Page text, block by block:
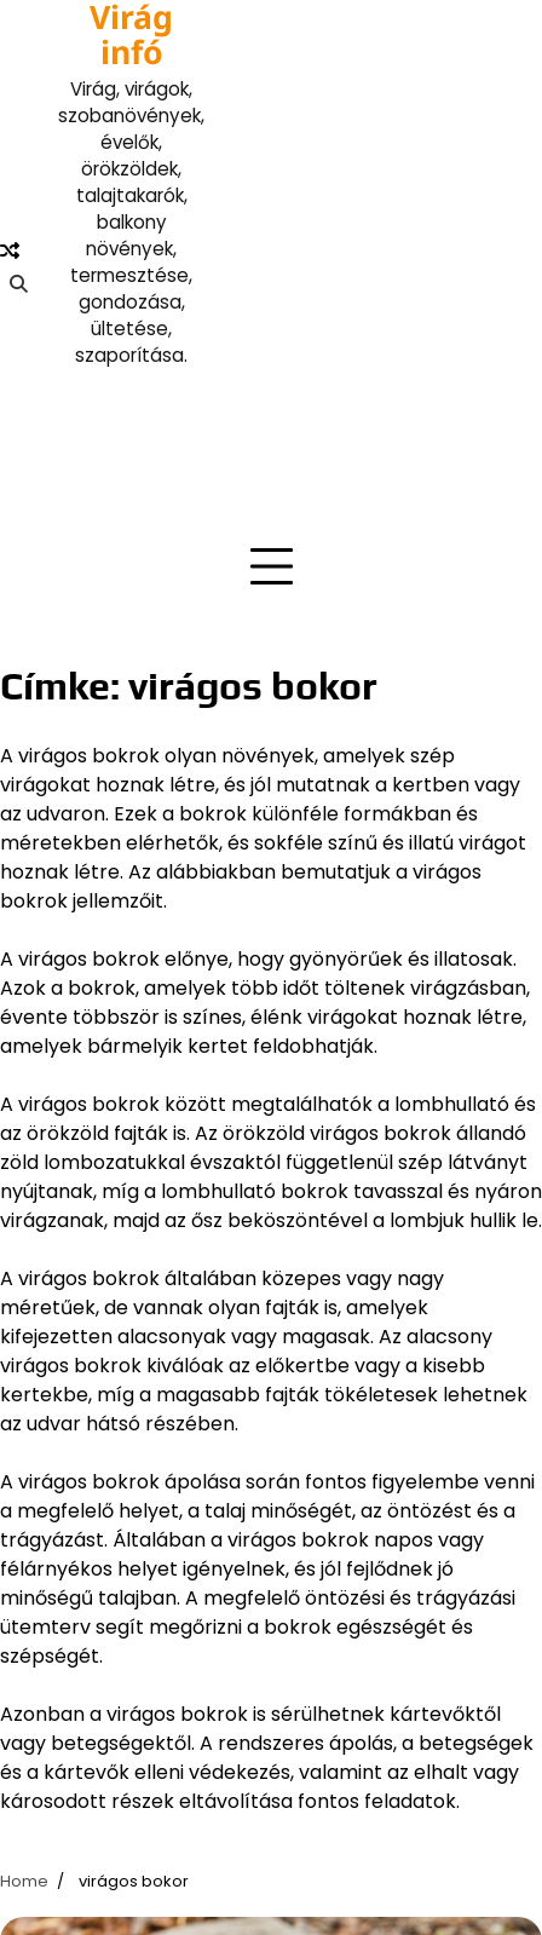
Virág
infó
Virág, virágok,
szobanövények,
évelők,
örökzöldek,
talajtakarók,
balkony
növények,
termesztése,
gondozása,
ültetése,
szaporítása.
Címke: virágos bokor
A virágos bokrok olyan növények, amelyek szép
virágokat hoznak létre, és jól mutatnak a kertben vagy
az udvaron. Ezek a bokrok különféle formákban és
méretekben elérhetők, és sokféle színű és illatú virágot
hoznak létre. Az alábbiakban bemutatjuk a virágos
bokrok jellemzőit.
A virágos bokrok előnye, hogy gyönyörűek és illatosak.
Azok a bokrok, amelyek több időt töltenek virágzásban,
évente többször is színes, élénk virágokat hoznak létre,
amelyek bármelyik kertet feldobhatják.
A virágos bokrok között megtalálhatók a lombhullató és
az örökzöld fajták is. Az örökzöld virágos bokrok állandó
zöld lombozatukkal évszaktól függetlenül szép látványt
nyújtanak, míg a lombhullató bokrok tavasszal és nyáron
virágzanak, majd az ősz beköszöntével a lombjuk hullik le.
A virágos bokrok általában közepes vagy nagy
méretűek, de vannak olyan fajták is, amelyek
kifejezetten alacsonyak vagy magasak. Az alacsony
virágos bokrok kiválóak az előkertbe vagy a kisebb
kertekbe, míg a magasabb fajták tökéletesek lehetnek
az udvar hátsó részében.
A virágos bokrok ápolása során fontos figyelembe venni
a megfelelő helyet, a talaj minőségét, az öntözést és a
trágyázást. Általában a virágos bokrok napos vagy
félárnyékos helyet igényelnek, és jól fejlődnek jó
minőségű talajban. A megfelelő öntözési és trágyázási
ütemterv segít megőrizni a bokrok egészségét és
szépségét.
Azonban a virágos bokrok is sérülhetnek kártevőktől
vagy betegségektől. A rendszeres ápolás, a betegségek
és a kártevők elleni védekezés, valamint az elhalt vagy
károsodott részek eltávolítása fontos feladatok.
Home virágos bokor